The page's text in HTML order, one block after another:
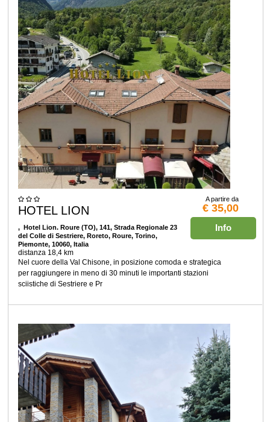
A partire da
€ 35,00
Info
HOTEL LION
, Hotel Lion. Roure (TO), 141, Strada Regionale 23
del Colle di Sestriere, Roreto, Roure, Torino,
Piemonte, 10060, Italia
distanza 18,4 km
Nel cuore della Val Chisone, in posizione comoda e strategica
per raggiungere in meno di 30 minuti le importanti stazioni
sciistiche di Sestriere e Pr